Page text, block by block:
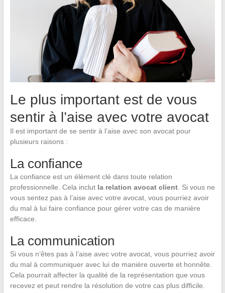
Le plus important est de vous
sentir à l’aise avec votre avocat
Il est important de se sentir à l’aise avec son avocat pour
plusieurs raisons :
La confiance
La confiance est un élément clé dans toute relation
professionnelle. Cela inclut la relation avocat client. Si vous ne
vous sentez pas à l’aise avec votre avocat, vous pourriez avoir
du mal à lui faire confiance pour gérer votre cas de manière
efficace.
La communication
Si vous n’êtes pas à l’aise avec votre avocat, vous pourriez avoir
du mal à communiquer avec lui de manière ouverte et honnête.
Cela pourrait affecter la qualité de la représentation que vous
recevez et peut rendre la résolution de votre cas plus difficile.